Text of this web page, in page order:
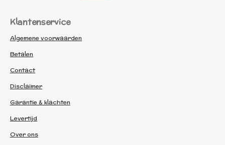
Klantenservice
Algemene voorwaarden
Betalen
Contact
Disclaimer
Garantie & klachten
Levertijd
Over ons